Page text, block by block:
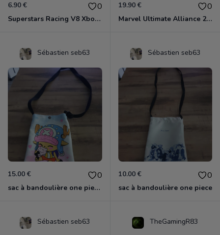
6.90 € 0
Superstars Racing V8 Xbox 360
19.90 € 0
Marvel Ultimate Alliance 2 Xbox 360
Sébastien seb63
15.00 € 0
sac à bandoulière one piece chopper
Sébastien seb63
10.00 € 0
sac à bandoulière one piece
Sébastien seb63 TheGamingR83